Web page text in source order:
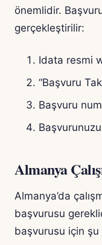
önemlidir.
gerçekleştirilir:
Idata resmi
“Başvuru
Başvuru
Almanya
Almanya’da
başvurusu
başvurusu için